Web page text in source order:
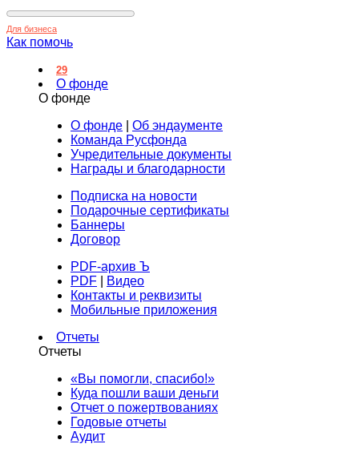
Для бизнеса
Как помочь
29
О фонде
О фонде
О фонде
Об эндаументе
Команда Русфонда
Учредительные документы
Награды и благодарности
Подписка на новости
Подарочные сертификаты
Баннеры
Договор
PDF-архив Ъ
PDF
Видео
Контакты и реквизиты
Мобильные приложения
Отчеты
Отчеты
«Вы помогли, спасибо!»
Куда пошли ваши деньги
Отчет о пожертвованиях
Годовые отчеты
Аудит